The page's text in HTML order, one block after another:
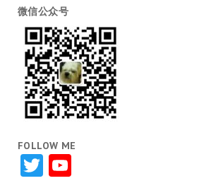
微信公众号
FOLLOW ME
TwitterYouTube